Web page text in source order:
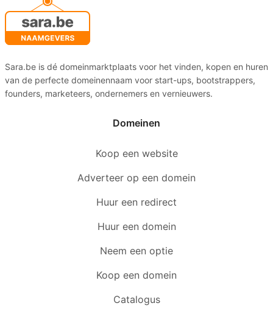
Sara.be is dé domeinmarktplaats voor het vinden, kopen en huren
van de perfecte domeinennaam voor start-ups, bootstrappers,
founders, marketeers, ondernemers en vernieuwers.
Domeinen
Koop een website
Adverteer op een domein
Huur een redirect
Huur een domein
Neem een optie
Koop een domein
Catalogus